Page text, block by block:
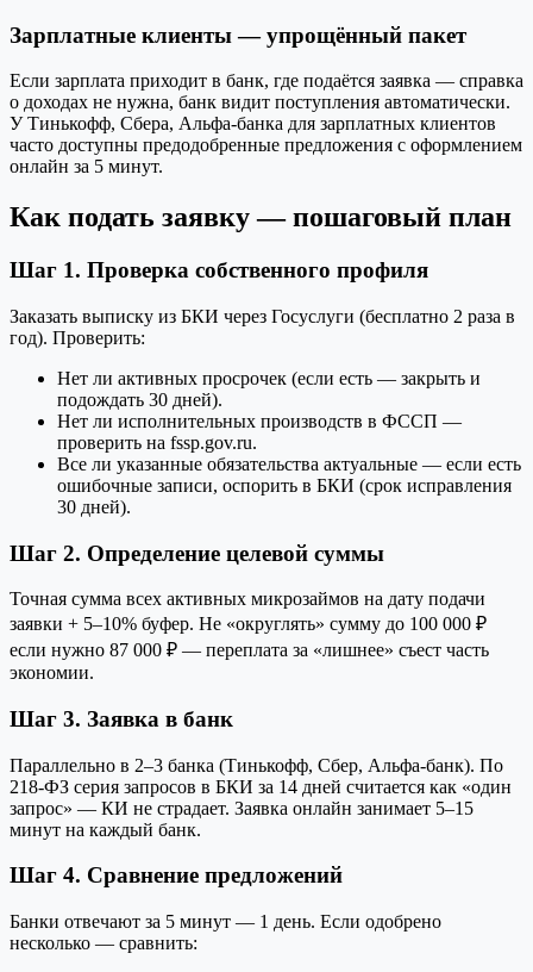
Зарплатные клиенты — упрощённый пакет
Если зарплата приходит в банк, где подаётся заявка — справка
о доходах не нужна, банк видит поступления автоматически.
У Тинькофф, Сбера, Альфа-банка для зарплатных клиентов
часто доступны предодобренные предложения с оформлением
онлайн за 5 минут.
Как подать заявку — пошаговый план
Шаг 1. Проверка собственного профиля
Заказать выписку из БКИ через Госуслуги (бесплатно 2 раза в
год). Проверить:
Нет ли активных просрочек (если есть — закрыть и
подождать 30 дней).
Нет ли исполнительных производств в ФССП —
проверить на fssp.gov.ru.
Все ли указанные обязательства актуальные — если есть
ошибочные записи, оспорить в БКИ (срок исправления
30 дней).
Шаг 2. Определение целевой суммы
Точная сумма всех активных микрозаймов на дату подачи
заявки + 5–10% буфер. Не «округлять» сумму до 100 000 ₽
если нужно 87 000 ₽ — переплата за «лишнее» съест часть
экономии.
Шаг 3. Заявка в банк
Параллельно в 2–3 банка (Тинькофф, Сбер, Альфа-банк). По
218-ФЗ серия запросов в БКИ за 14 дней считается как «один
запрос» — КИ не страдает. Заявка онлайн занимает 5–15
минут на каждый банк.
Шаг 4. Сравнение предложений
Банки отвечают за 5 минут — 1 день. Если одобрено
несколько — сравнить: